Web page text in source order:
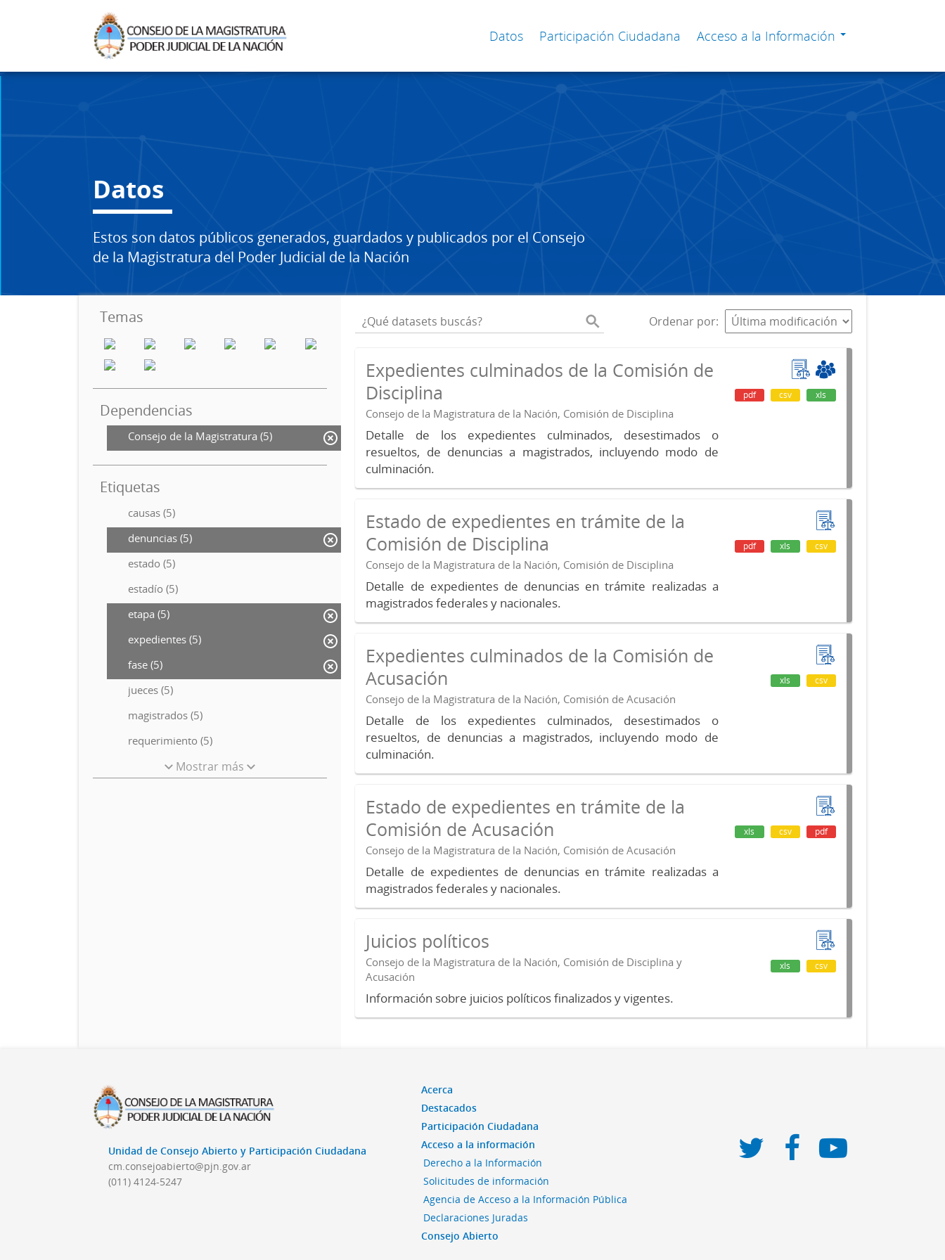
Datos Participación Ciudadana Acceso a la Información
Datos
Estos son datos públicos generados, guardados y publicados por el Consejo
de la Magistratura del Poder Judicial de la Nación
Temas
Dependencias
Consejo de la Magistratura (5)
Etiquetas
causas (5)
denuncias (5)
estado (5)
estadío (5)
etapa (5)
expedientes (5)
fase (5)
jueces (5)
magistrados (5)
requerimiento (5)
Mostrar más
Ordenar por
Expedientes culminados de la Comisión de
Disciplina
Consejo de la Magistratura de la Nación, Comisión de Disciplina
Detalle de los expedientes culminados, desestimados o
resueltos, de denuncias a magistrados, incluyendo modo de
culminación.
pdf csv xls
Estado de expedientes en trámite de la
Comisión de Disciplina
Consejo de la Magistratura de la Nación, Comisión de Disciplina
Detalle de expedientes de denuncias en trámite realizadas a
magistrados federales y nacionales.
pdf xls csv
Expedientes culminados de la Comisión de
Acusación
Consejo de la Magistratura de la Nación, Comisión de Acusación
Detalle de los expedientes culminados, desestimados o
resueltos, de denuncias a magistrados, incluyendo modo de
culminación.
xls csv
Estado de expedientes en trámite de la
Comisión de Acusación
Consejo de la Magistratura de la Nación, Comisión de Acusación
Detalle de expedientes de denuncias en trámite realizadas a
magistrados federales y nacionales.
xls csv pdf
Juicios políticos
Consejo de la Magistratura de la Nación, Comisión de Disciplina y
Acusación
Información sobre juicios políticos finalizados y vigentes.
xls csv
Unidad de Consejo Abierto y Participación Ciudadana
cm.consejoabierto@pjn.gov.ar
(011) 4124-5247
Acerca
Destacados
Participación Ciudadana
Acceso a la información
Derecho a la Información
Solicitudes de información
Agencia de Acceso a la Información Pública
Declaraciones Juradas
Consejo Abierto